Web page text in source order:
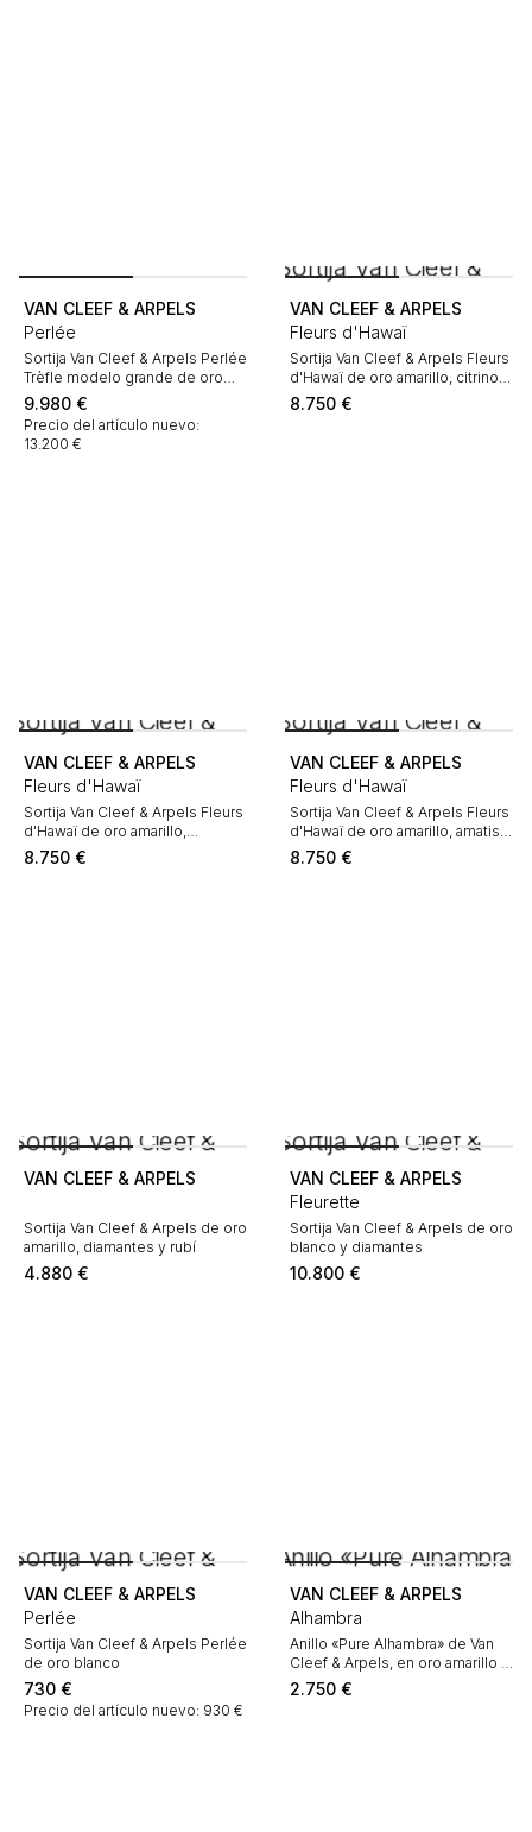
VAN CLEEF & ARPELS
Perlée
Sortija Van Cleef & Arpels Perlée
Trèfle modelo grande de oro
amarillo y diamantes
9.980 €
Precio del artículo nuevo:
13.200 €
VAN CLEEF & ARPELS
Fleurs d'Hawaï
Sortija Van Cleef & Arpels Fleurs
d'Hawaï de oro amarillo, citrinos
y amatistas
8.750 €
VAN CLEEF & ARPELS
Fleurs d'Hawaï
Sortija Van Cleef & Arpels Fleurs
d'Hawaï de oro amarillo,
peridotos y amatistas
8.750 €
VAN CLEEF & ARPELS
Fleurs d'Hawaï
Sortija Van Cleef & Arpels Fleurs
d'Hawaï de oro amarillo, amatista
y citrino
8.750 €
VAN CLEEF & ARPELS
Sortija Van Cleef & Arpels de oro
amarillo, diamantes y rubí
4.880 €
VAN CLEEF & ARPELS
Fleurette
Sortija Van Cleef & Arpels de oro
blanco y diamantes
10.800 €
VAN CLEEF & ARPELS
Perlée
Sortija Van Cleef & Arpels Perlée
de oro blanco
730 €
Precio del artículo nuevo: 930 €
VAN CLEEF & ARPELS
Alhambra
Anillo «Pure Alhambra» de Van
Cleef & Arpels, en oro amarillo y
nácar
2.750 €